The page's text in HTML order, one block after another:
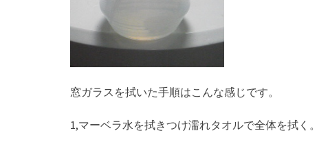
窓ガラスを拭いた手順はこんな感じです。
1,マーベラ水を拭きつけ濡れタオルで全体を拭く。